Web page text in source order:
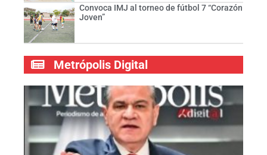
Convoca IMJ al torneo de fútbol 7 “Corazón
Joven”
Metrópolis Digital